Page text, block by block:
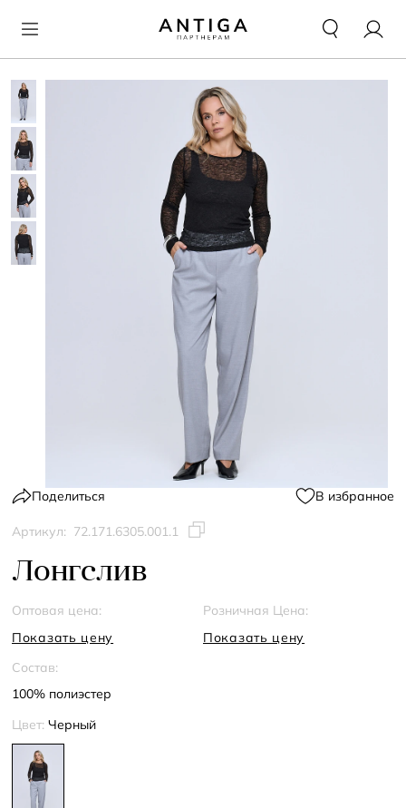
Поделиться В избранное
Артикул: 72.171.6305.001.1
Лонгслив
Оптовая цена:
Показать цену
Розничная Цена:
Показать цену
Состав:
100% полиэстер
Цвет: Черный